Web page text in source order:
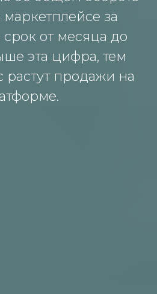
за
от месяца до
эта цифра, тем
растут продажи на